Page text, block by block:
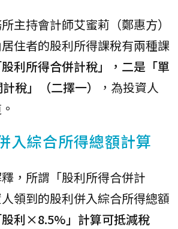
主持會計師艾蜜莉（鄭惠方）
住者的股利所得課稅有兩種課
利所得合併計稅」，二是「單
稅」（二擇一）
，為投資人
入綜合所得總額計算
，所謂「股利所得合併計
領到的股利併入綜合所得總額
利×8.5%」計算可抵減稅